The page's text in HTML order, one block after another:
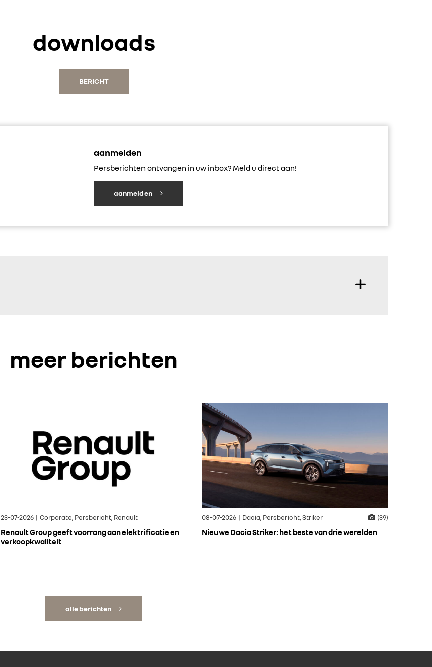
downloads
BERICHT
aanmelden
Persberichten ontvangen in uw inbox? Meld u direct aan!
aanmelden
meer berichten
23-07-2026 | Corporate, Persbericht, Renault
Renault Group geeft voorrang aan elektrificatie en
verkoopkwaliteit
08-07-2026 | Dacia, Persbericht, Striker (39)
Nieuwe Dacia Striker: het beste van drie werelden
alle berichten